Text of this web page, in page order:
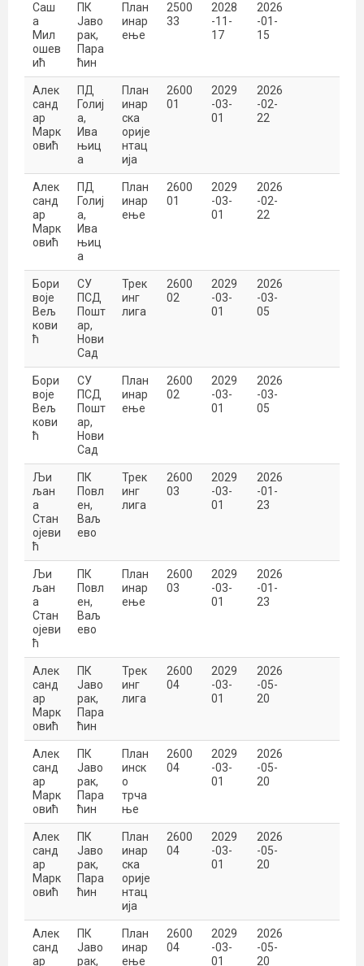
Саш
а
Мил
ошев
ић
ПК
Јаво
рак,
Пара
ћин
План
инар
ење
2500
33
2028
-11-
17
2026
-01-
15
Алек
санд
ар
Марк
овић
ПД
Голиј
а,
Ива
њиц
а
План
инар
ска
орије
нтац
ија
2600
01
2029
-03-
01
2026
-02-
22
Алек
санд
ар
Марк
овић
ПД
Голиј
а,
Ива
њиц
а
План
инар
ење
2600
01
2029
-03-
01
2026
-02-
22
Бори
воје
Вељ
кови
ћ
СУ
ПСД
Пошт
ар,
Нови
Сад
Трек
инг
лига
2600
02
2029
-03-
01
2026
-03-
05
Бори
воје
Вељ
кови
ћ
СУ
ПСД
Пошт
ар,
Нови
Сад
План
инар
ење
2600
02
2029
-03-
01
2026
-03-
05
Љи
љан
а
Стан
ојеви
ћ
ПК
Повл
ен,
Ваљ
ево
Трек
инг
лига
2600
03
2029
-03-
01
2026
-01-
23
Љи
љан
а
Стан
ојеви
ћ
ПК
Повл
ен,
Ваљ
ево
План
инар
ење
2600
03
2029
-03-
01
2026
-01-
23
Алек
санд
ар
Марк
овић
ПК
Јаво
рак,
Пара
ћин
Трек
инг
лига
2600
04
2029
-03-
01
2026
-05-
20
Алек
санд
ар
Марк
овић
ПК
Јаво
рак,
Пара
ћин
План
инск
о
трча
ње
2600
04
2029
-03-
01
2026
-05-
20
Алек
санд
ар
Марк
овић
ПК
Јаво
рак,
Пара
ћин
План
инар
ска
орије
нтац
ија
2600
04
2029
-03-
01
2026
-05-
20
Алек
санд
ар
ПК
Јаво
рак,
План
инар
ење
2600
04
2029
-03-
01
2026
-05-
20